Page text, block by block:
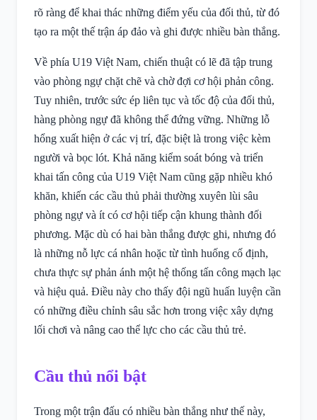
rõ ràng để khai thác những điểm yếu của đối thủ, từ đó
tạo ra một thế trận áp đảo và ghi được nhiều bàn thắng.
Về phía U19 Việt Nam, chiến thuật có lẽ đã tập trung
vào phòng ngự chặt chẽ và chờ đợi cơ hội phản công.
Tuy nhiên, trước sức ép liên tục và tốc độ của đối thủ,
hàng phòng ngự đã không thể đứng vững. Những lỗ
hổng xuất hiện ở các vị trí, đặc biệt là trong việc kèm
người và bọc lót. Khả năng kiểm soát bóng và triển
khai tấn công của U19 Việt Nam cũng gặp nhiều khó
khăn, khiến các cầu thủ phải thường xuyên lùi sâu
phòng ngự và ít có cơ hội tiếp cận khung thành đối
phương. Mặc dù có hai bàn thắng được ghi, nhưng đó
là những nỗ lực cá nhân hoặc từ tình huống cố định,
chưa thực sự phản ánh một hệ thống tấn công mạch lạc
và hiệu quả. Điều này cho thấy đội ngũ huấn luyện cần
có những điều chỉnh sâu sắc hơn trong việc xây dựng
lối chơi và nâng cao thể lực cho các cầu thủ trẻ.
Cầu thủ nổi bật
Trong một trận đấu có nhiều bàn thắng như thế này,